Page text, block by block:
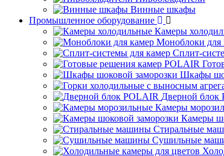
Винные шкафы
Промышленное оборудование
Камеры
Моноблоки для
Сплит-
Шкафы
Дверной блок
Камеры
Камеры
Стиральные
Сушильные